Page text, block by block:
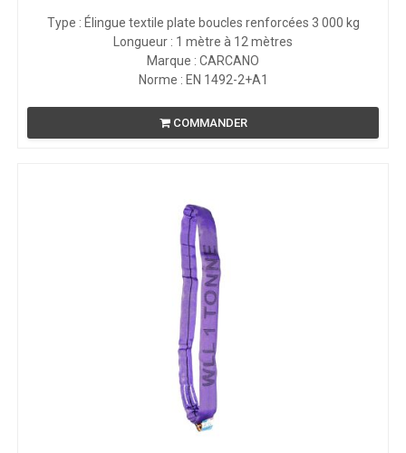
Type : Élingue textile plate boucles renforcées 3 000 kg
Longueur : 1 mètre à 12 mètres
Marque : CARCANO
Norme : EN 1492-2+A1
COMMANDER